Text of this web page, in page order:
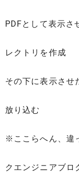
PDFとして表示さ
レクトリを作成
その下に表示させ
放り込む
※ここらへん、違
クエンジニアブロ